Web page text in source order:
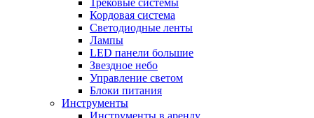
Трековые системы
Кордовая система
Светодиодные ленты
Лампы
LED панели большие
Звездное небо
Управление светом
Блоки питания
Инструменты
Инструменты в аренду